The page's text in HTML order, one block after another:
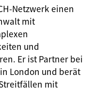
Netzwerk einen
mit
und
Er ist Partner bei
London und berät
mit